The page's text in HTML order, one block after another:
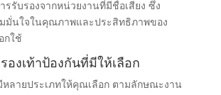
รรับรองจากหน่วยงานที่มีชื่อเสียง ซึ่ง
มั่นใจในคุณภาพและประสิทธิภาพของ
กใช้
องเท้าป้องกันที่มีให้เลือก
หลายประเภทให้คุณเลือก ตามลักษณะงาน